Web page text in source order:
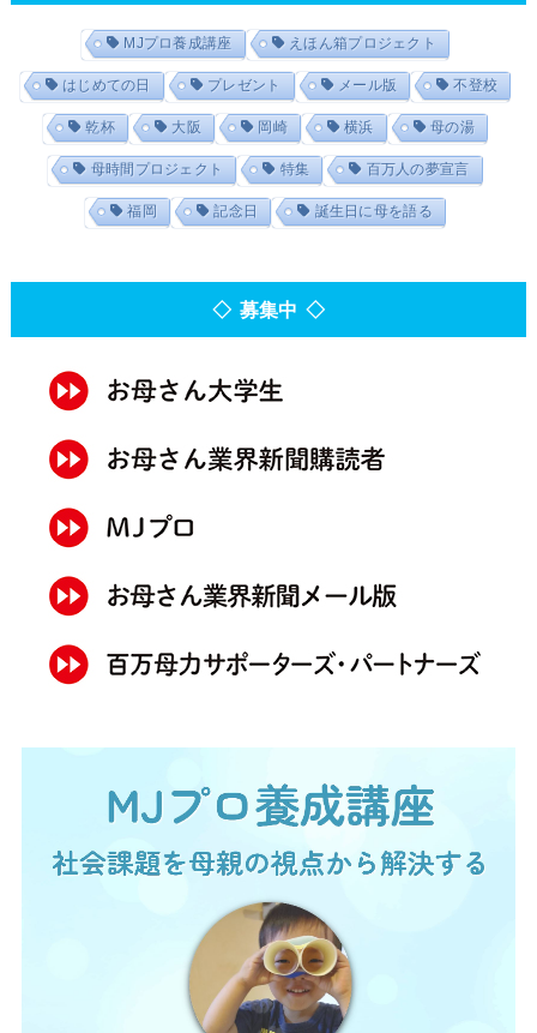
MJプロ養成講座 えほん箱プロジェクト
はじめての日 プレゼント メール版 不登校
乾杯 大阪 岡崎 横浜 母の湯
母時間プロジェクト 特集 百万人の夢宣言
福岡 記念日 誕生日に母を語る
◇ 募集中 ◇